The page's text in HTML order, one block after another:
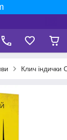
Клич індички